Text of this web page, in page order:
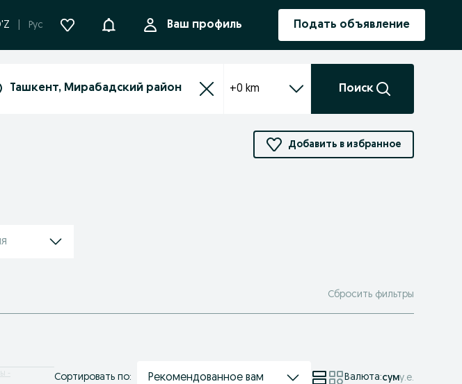
Рус УведомленияВаш профиль Подать объявление
+0 km Поиск
Добавить в избранное
Сбросить фильтры
-
Сортировать по: Рекомендованное вам Валюта:суму.е.